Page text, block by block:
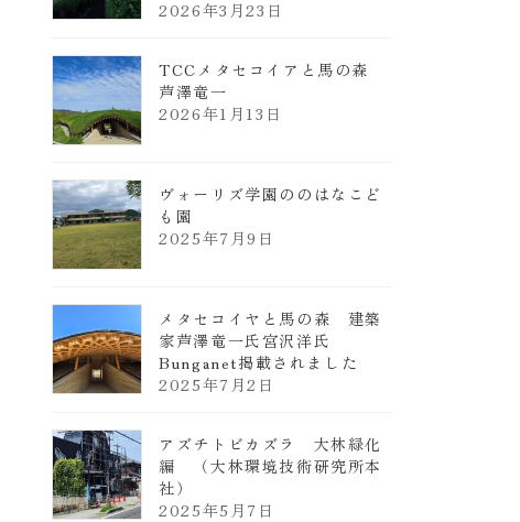
2026年3月23日
TCCメタセコイアと馬の森
芦澤竜一
2026年1月13日
ヴォーリズ学園ののはなこど
も園
2025年7月9日
メタセコイヤと馬の森 建築
家芦澤竜一氏宮沢洋氏
Bunganet掲載されました
2025年7月2日
アズチトビカズラ 大林緑化
編 （大林環境技術研究所本
社）
2025年5月7日